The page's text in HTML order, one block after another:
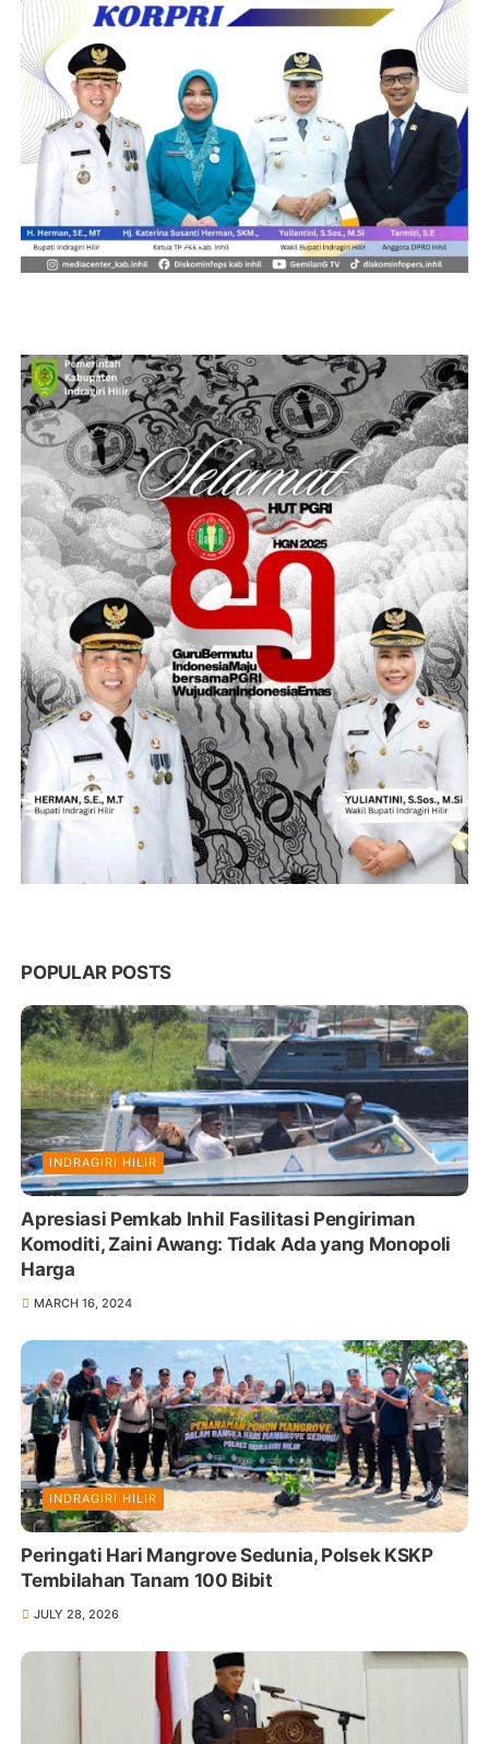
POPULAR POSTS
INDRAGIRI HILIR
Apresiasi Pemkab Inhil Fasilitasi Pengiriman
Komoditi, Zaini Awang: Tidak Ada yang Monopoli
Harga
MARCH 16, 2024
INDRAGIRI HILIR
Peringati Hari Mangrove Sedunia, Polsek KSKP
Tembilahan Tanam 100 Bibit
JULY 28, 2026